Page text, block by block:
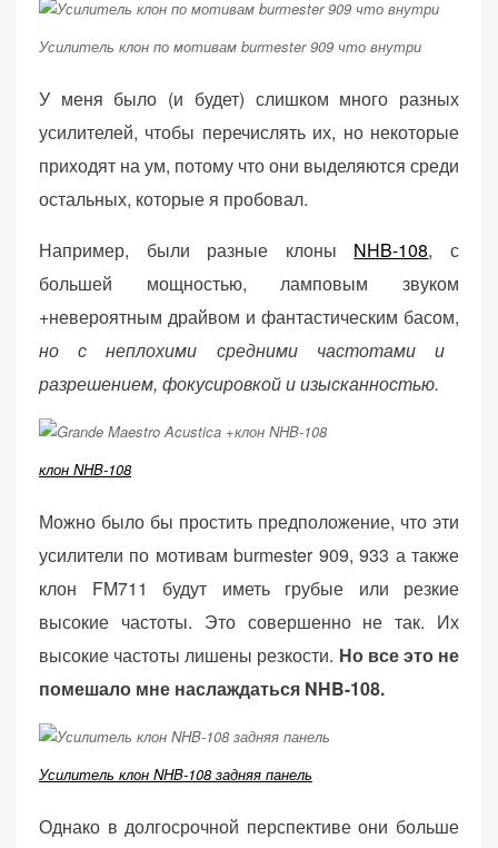
Усилитель клон по мотивам burmester 909 что внутри
У меня было (и будет) слишком много разных
усилителей, чтобы перечислять их, но некоторые
приходят на ум, потому что они выделяются среди
остальных, которые я пробовал.
Например, были разные клоны NHB-108, с
большей мощностью, ламповым звуком
+невероятным драйвом и фантастическим басом,
но с неплохими средними частотами и
разрешением, фокусировкой и изысканностью.
клон NHB-108
Можно было бы простить предположение, что эти
усилители по мотивам burmester 909, 933 а также
клон FM711 будут иметь грубые или резкие
высокие частоты. Это совершенно не так. Их
высокие частоты лишены резкости. Но все это не
помешало мне наслаждаться NHB-108.
Усилитель клон NHB-108 задняя панель
Однако в долгосрочной перспективе они больше